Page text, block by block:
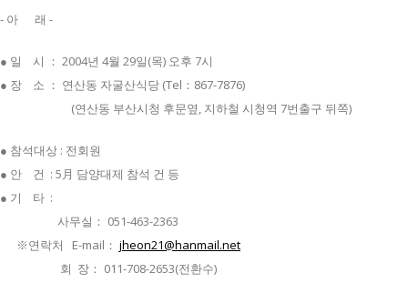
- 아 래 -
● 일 시 ： 2004년 4월 29일(목) 오후 7시
● 장 소 ： 연산동 자굴산식당 (Tel：867-7876)
(연산동 부산시청 후문옆, 지하철 시청역 7번출구 뒤쪽)
● 참석대상 : 전회원
● 안 건 : 5月 담양대제 참석 건 등
● 기 타 :
사무실： 051-463-2363
※연락처 E-mail： jheon21@hanmail.net
회 장： 011-708-2653(전환수)